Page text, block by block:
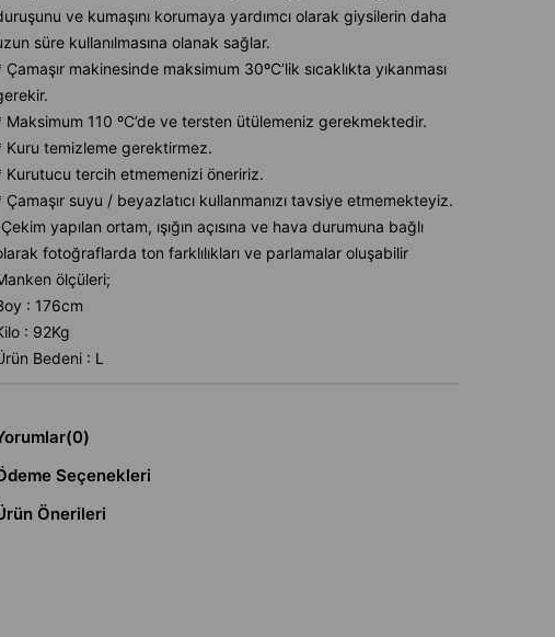
ve kumaşını korumaya yardımcı olarak giysilerin daha
süre kullanılmasına olanak sağlar.
Çamaşır makinesinde maksimum 30ºC’lik sıcaklıkta yıkanması
Maksimum 110 ºC’de ve tersten ütülemeniz gerekmektedir.
Kuru temizleme gerektirmez.
Kurutucu tercih etmemenizi öneririz.
Çamaşır suyu / beyazlatıcı kullanmanızı tavsiye etmemekteyiz.
yapılan ortam, ışığın açısına ve hava durumuna bağlı
fotoğraflarda ton farklılıkları ve parlamalar oluşabilir
ölçüleri;
: 176cm
: 92Kg
Bedeni : L
(0)
Seçenekleri
Önerileri